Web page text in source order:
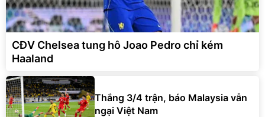
CĐV Chelsea tung hô Joao Pedro chỉ kém
Haaland
Thắng 3/4 trận, báo Malaysia vẫn
ngại Việt Nam